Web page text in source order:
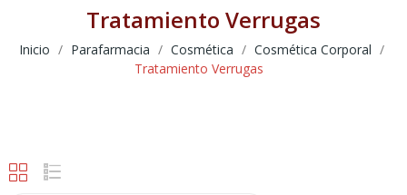
Tratamiento Verrugas
Inicio Parafarmacia Cosmética
Cosmética Corporal
Tratamiento Verrugas